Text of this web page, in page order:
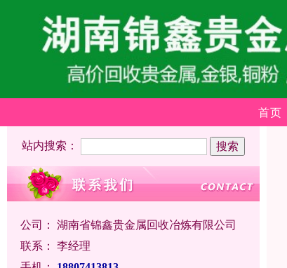
首页
站内搜索：
公司： 湖南省锦鑫贵金属回收冶炼有限公司
联系： 李经理